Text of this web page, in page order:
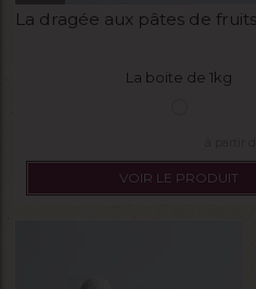
La dragée aux pâtes de
La boite de 1kg
VOIR LE PRODUIT